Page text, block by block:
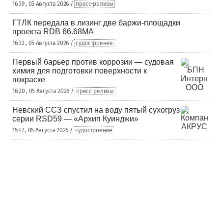
16:39 , 05 Августа 2026 / пресс-релизы
ГТЛК передала в лизинг две баржи-площадки
проекта RDB 66.68МА
16:32 , 05 Августа 2026 / судостроение
Первый барьер против коррозии — судовая
химия для подготовки поверхности к
покраске
16:20 , 05 Августа 2026 / пресс-релизы
Невский ССЗ спустил на воду пятый сухогруз
серии RSD59 — «Архип Куинджи»
15:47 , 05 Августа 2026 / судостроение